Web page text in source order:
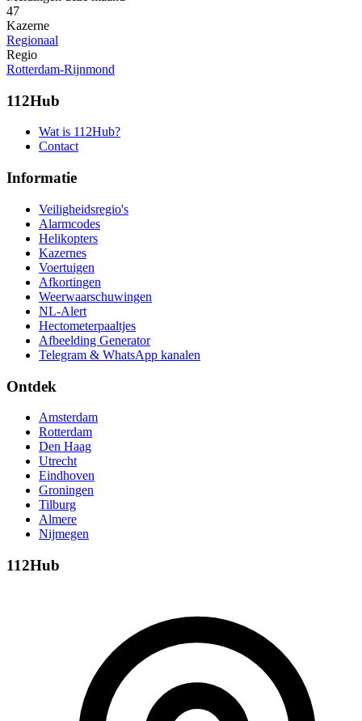
47
Kazerne
Regionaal
Regio
Rotterdam-Rijnmond
112Hub
Wat is 112Hub?
Contact
Informatie
Veiligheidsregio's
Alarmcodes
Helikopters
Kazernes
Voertuigen
Afkortingen
Weerwaarschuwingen
NL-Alert
Hectometerpaaltjes
Afbeelding Generator
Telegram & WhatsApp kanalen
Ontdek
Amsterdam
Rotterdam
Den Haag
Utrecht
Eindhoven
Groningen
Tilburg
Almere
Nijmegen
112Hub